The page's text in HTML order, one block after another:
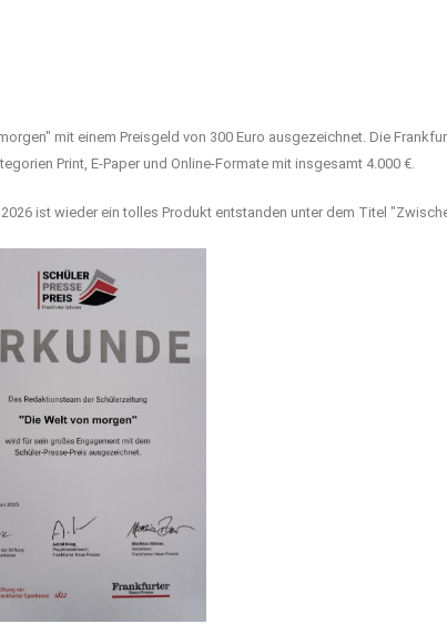
mit einem Preisgeld von 300 Euro ausgezeichnet. Die
Print, E-Paper und Online-Formate mit insgesamt 4.000 €.
ist wieder ein tolles Produkt entstanden unter dem Titel